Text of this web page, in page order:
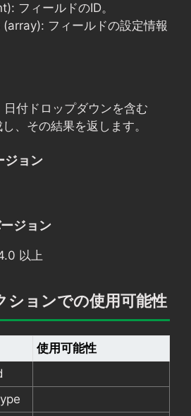
フィールドのID。
(array): フィールドの設定情報
日付ドロップダウンを含む
、その結果を返します。
ジョン
ジョン
以上
ションでの使用可能性
使用可能性